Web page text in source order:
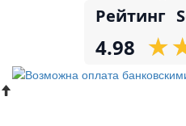
Рейтинг
4.98 ★
★